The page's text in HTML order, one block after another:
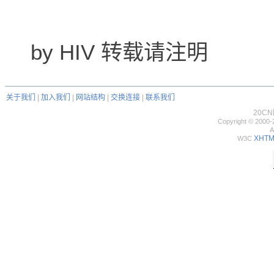
by HIV 转载请注明
关于我们 加入我们 网站结构 交换连接
联系我们
20CN
Copyright © 2000-
W3C